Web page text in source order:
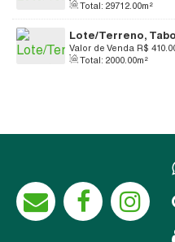
Barra do Trombudo,
Total: 29712 .00m²
Lote/Terreno,
R$
Valor de Venda
Taboão, Rio do Sul,
Total: 2000 .00m²